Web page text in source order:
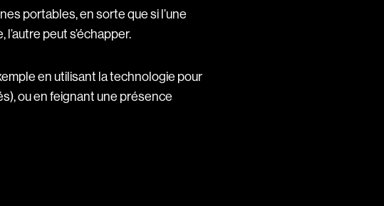
portables, en sorte que si l’une
peut s’échapper.
en utilisant la technologie pour
ou en feignant une présence